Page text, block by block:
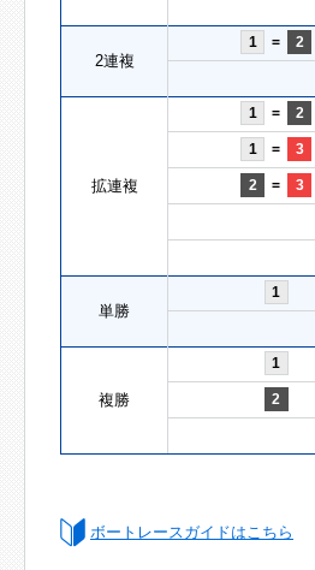
2連複
1 = 2
拡連複
1 = 2
1 = 3
2 = 3
単勝
1
複勝
1
2
ボートレースガイドはこちら